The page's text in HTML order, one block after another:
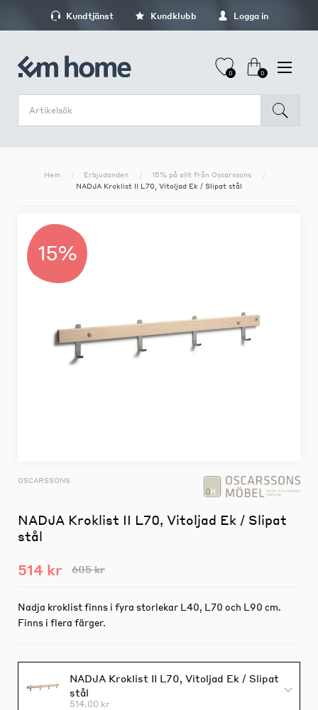
Kundtjänst Kundklubb Logga in
0 0
Hem Erbjudanden
15% på allt från Oscarssons
NADJA Kroklist II L70, Vitoljad Ek / Slipat stål
15%
OSCARSSONS
NADJA Kroklist II L70, Vitoljad Ek / Slipat
stål
514 kr 605 kr
Nadja kroklist finns i fyra storlekar L40, L70 och L90 cm.
Finns i flera färger.
NADJA Kroklist II L70, Vitoljad Ek / Slipat
stål
514.00 kr